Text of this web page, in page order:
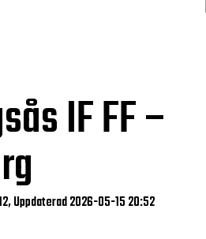
IF FF –
Uppdaterad 2026-05-15 20:52